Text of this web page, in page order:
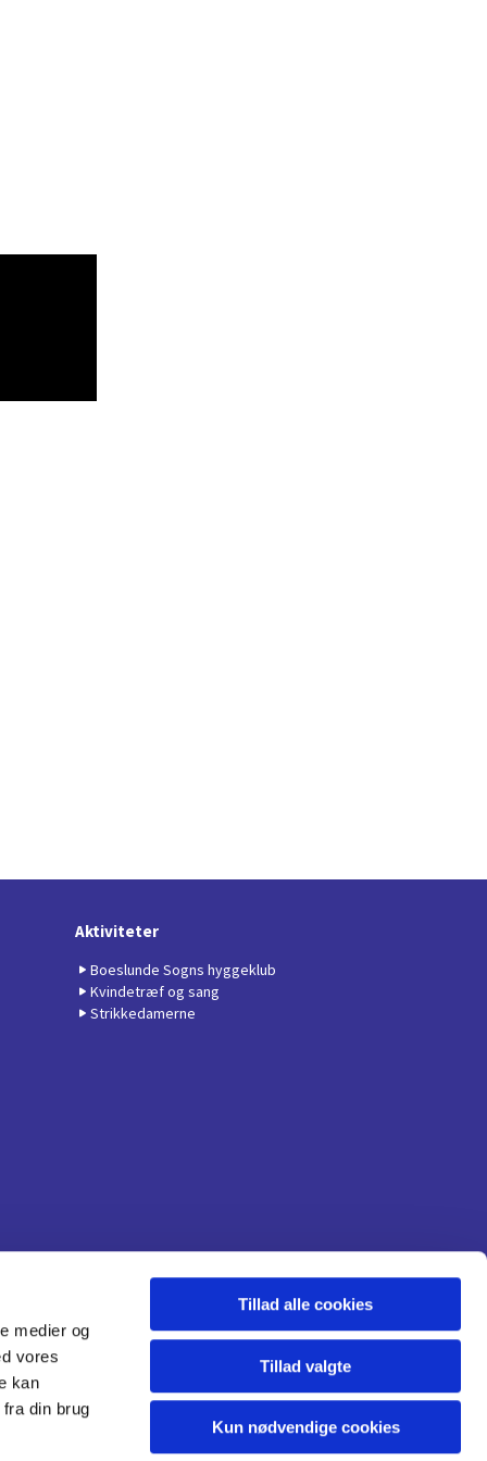
medier og
vores
kan
din brug
Tillad alle cookies
Tillad valgte
Kun nødvendige cookies
Aktiviteter
Boeslunde Sogns hyggeklub
Kvindetræf og sang
Strikkedamerne